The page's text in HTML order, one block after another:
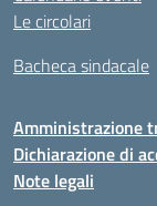
Le circolari
Bacheca sindacale
Amministrazione
Dichiarazione di
Note legali